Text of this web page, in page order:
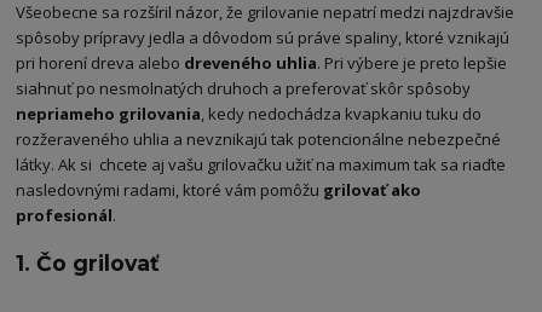
Všeobecne sa rozšíril názor, že grilovanie nepatrí medzi najzdravšie
spôsoby prípravy jedla a dôvodom sú práve spaliny, ktoré vznikajú
pri horení dreva alebo dreveného uhlia. Pri výbere je preto lepšie
siahnuť po nesmolnatých druhoch a preferovať skôr spôsoby
nepriameho grilovania, kedy nedochádza kvapkaniu tuku do
rozžeraveného uhlia a nevznikajú tak potencionálne nebezpečné
látky. Ak si chcete aj vašu grilovačku užiť na maximum tak sa riaďte
nasledovnými radami, ktoré vám pomôžu grilovať ako
profesionál.
1. Čo grilovať